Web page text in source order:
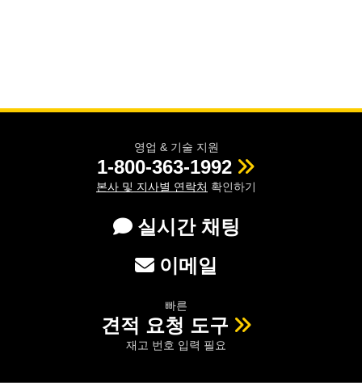
영업 & 기술 지원
1-800-363-1992
본사 및 지사별 연락처 확인하기
실시간 채팅
이메일
빠른
견적 요청 도구
재고 번호 입력 필요